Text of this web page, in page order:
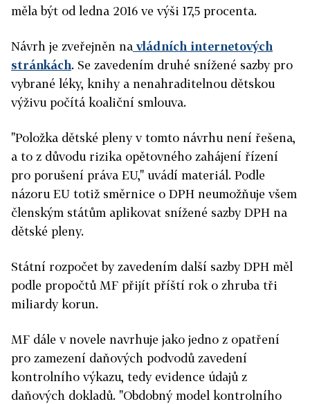
měla být od ledna 2016 ve výši 17,5 procenta.
Návrh je zveřejněn na vládních internetových
stránkách. Se zavedením druhé snížené sazby pro
vybrané léky, knihy a nenahraditelnou dětskou
výživu počítá koaliční smlouva.
"Položka dětské pleny v tomto návrhu není řešena,
a to z důvodu rizika opětovného zahájení řízení
pro porušení práva EU," uvádí materiál. Podle
názoru EU totiž směrnice o DPH neumožňuje všem
členským státům aplikovat snížené sazby DPH na
dětské pleny.
Státní rozpočet by zavedením další sazby DPH měl
podle propočtů MF přijít příští rok o zhruba tři
miliardy korun.
MF dále v novele navrhuje jako jedno z opatření
pro zamezení daňových podvodů zavedení
kontrolního výkazu, tedy evidence údajů z
daňových dokladů. "Obdobný model kontrolního